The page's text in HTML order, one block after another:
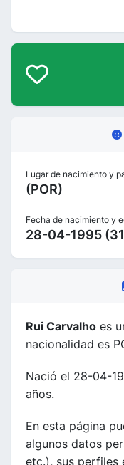
Lugar de nacimiento y
(POR)
Fecha de nacimiento y
28-04-1995
Rui Carvalho es
nacionalidad es
Nació el 28-04-
años.
En esta página
algunos datos
etc.), sus perfiles